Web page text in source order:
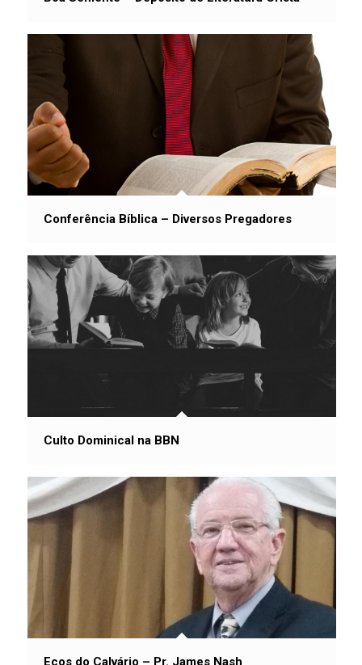
Conferência Bíblica – Diversos Pregadores
Culto Dominical na BBN
Ecos do Calvário – Pr. James Nash